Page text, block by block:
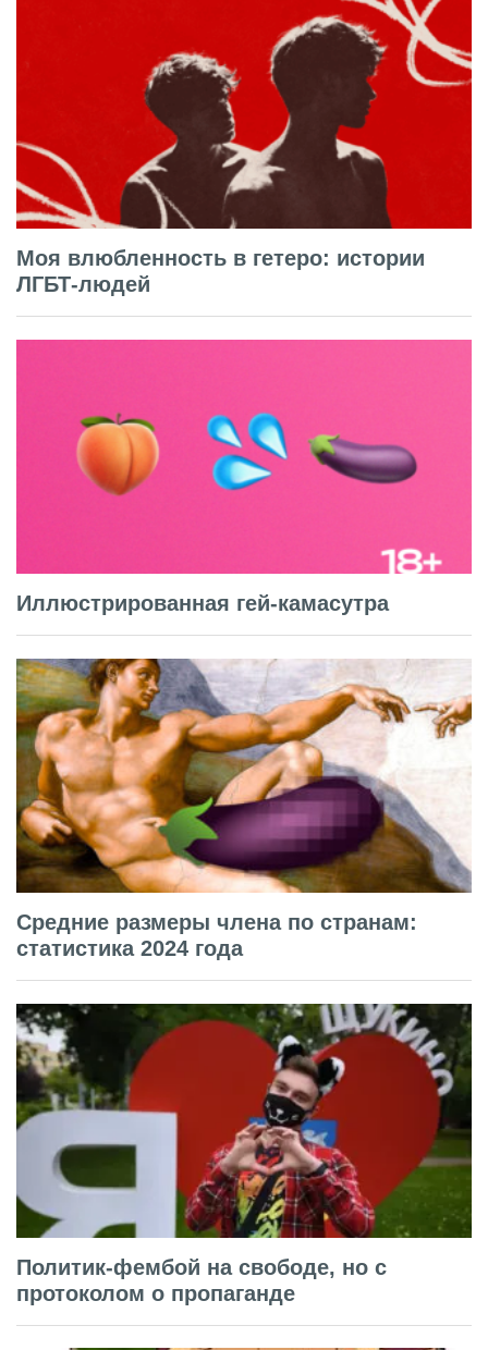
Моя влюбленность в гетеро: истории
ЛГБТ-людей
Иллюстрированная гей-камасутра
Средние размеры члена по странам:
статистика 2024 года
Политик-фембой на свободе, но с
протоколом о пропаганде